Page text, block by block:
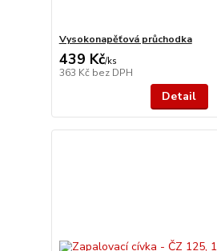
Vysokonapěťová průchodka
439 Kč/ks
363 Kč bez DPH
Detail